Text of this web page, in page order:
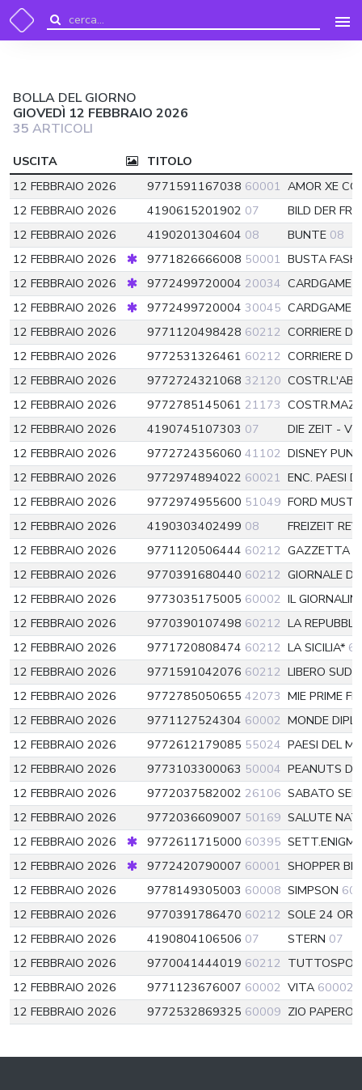
BOLLA DEL GIORNO
GIOVEDÌ 12 FEBBRAIO 2026
35 ARTICOLI
USCITA
TITOLO
12 FEBBRAIO 2026
9771591167038 60001 AMOR XE
12 FEBBRAIO 2026
4190615201902 07
BILD DER
12 FEBBRAIO 2026
4190201304604 08 BUNTE 08
12 FEBBRAIO 2026
9771826666008 50001 BUSTA
12 FEBBRAIO 2026
9772499720004 20034 CARDGAME
12 FEBBRAIO 2026
9772499720004 30045 CARDGAME
12 FEBBRAIO 2026
9771120498428 60212 CORRIERE
12 FEBBRAIO 2026
9772531326461 60212 CORRIERE
12 FEBBRAIO 2026
9772724321068 32120
12 FEBBRAIO 2026
9772785145061 21173
12 FEBBRAIO 2026
4190745107303 07
DIE ZEIT -
12 FEBBRAIO 2026
9772724356060 41102 DISNEY
12 FEBBRAIO 2026
9772974894022 60021 ENC. PAESI
12 FEBBRAIO 2026
9772974955600 51049 FORD
12 FEBBRAIO 2026
4190303402499 08
FREIZEIT
12 FEBBRAIO 2026
9771120506444 60212 GAZZETTA
12 FEBBRAIO 2026
9770391680440 60212 GIORNALE DI
12 FEBBRAIO 2026
9773035175005 60002 IL
12 FEBBRAIO 2026
9770390107498 60212 LA
12 FEBBRAIO 2026
9771720808474 60212 LA SICILIA*
12 FEBBRAIO 2026
9771591042076 60212 LIBERO SUD
12 FEBBRAIO 2026
9772785050655 42073 MIE PRIME
12 FEBBRAIO 2026
9771127524304 60002 MONDE
12 FEBBRAIO 2026
9772612179085 55024 PAESI DEL
12 FEBBRAIO 2026
9773103300063 50004 PEANUTS
12 FEBBRAIO 2026
9772037582002 26106 SABATO
12 FEBBRAIO 2026
9772036609007 50169 SALUTE
12 FEBBRAIO 2026
9772611715000 60395
12 FEBBRAIO 2026
9772420790007 60001 SHOPPER
12 FEBBRAIO 2026
9778149305003 60008 SIMPSON
12 FEBBRAIO 2026
9770391786470 60212 SOLE 24
12 FEBBRAIO 2026
4190804106506 07 STERN 07
12 FEBBRAIO 2026
9770041444019 60212
12 FEBBRAIO 2026
9771123676007 60002 VITA 60002
12 FEBBRAIO 2026
9772532869325 60009 ZIO